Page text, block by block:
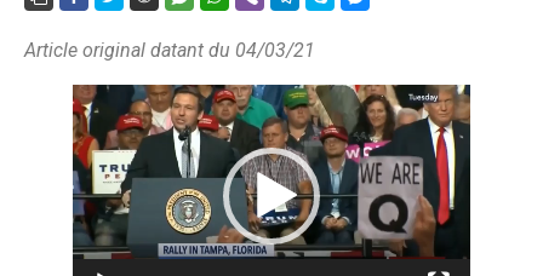
Article original datant du 04/03/21
Lecteur
vidéo